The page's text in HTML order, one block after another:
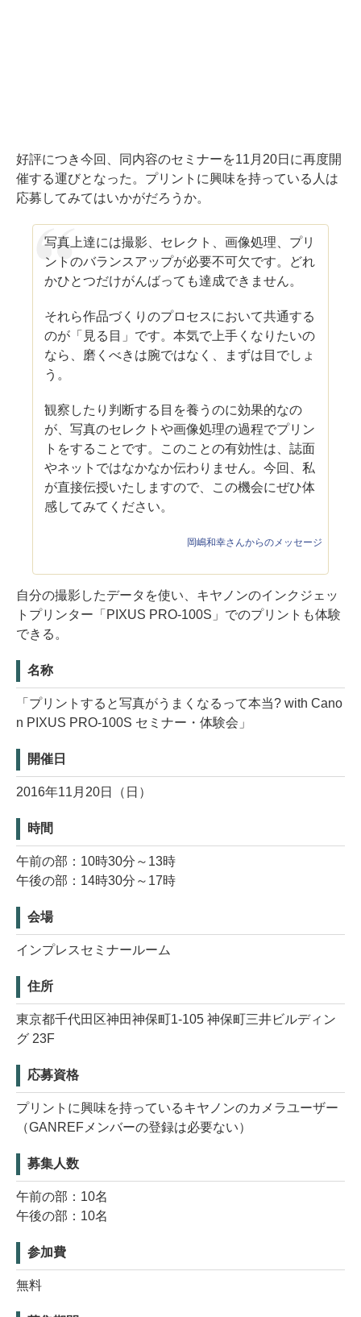
好評につき今回、同内容のセミナーを11月20日に再度開
催する運びとなった。プリントに興味を持っている人は
応募してみてはいかがだろうか。
写真上達には撮影、セレクト、画像処理、プリ
ントのバランスアップが必要不可欠です。どれ
かひとつだけがんばっても達成できません。
それら作品づくりのプロセスにおいて共通する
のが「見る目」です。本気で上手くなりたいの
なら、磨くべきは腕ではなく、まずは目でしょ
う。
観察したり判断する目を養うのに効果的なの
が、写真のセレクトや画像処理の過程でプリン
トをすることです。このことの有効性は、誌面
やネットではなかなか伝わりません。今回、私
が直接伝授いたしますので、この機会にぜひ体
感してみてください。
岡嶋和幸さんからのメッセージ
自分の撮影したデータを使い、キヤノンのインクジェッ
トプリンター「PIXUS PRO-100S」でのプリントも体験
できる。
名称
「プリントすると写真がうまくなるって本当? with Cano
n PIXUS PRO-100S セミナー・体験会」
開催日
2016年11月20日（日）
時間
午前の部：10時30分～13時
午後の部：14時30分～17時
会場
インプレスセミナールーム
住所
東京都千代田区神田神保町1-105 神保町三井ビルディン
グ 23F
応募資格
プリントに興味を持っているキヤノンのカメラユーザー
（GANREFメンバーの登録は必要ない）
募集人数
午前の部：10名
午後の部：10名
参加費
無料